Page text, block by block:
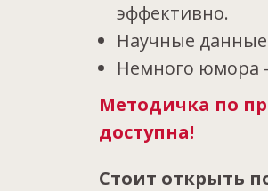
эффективно.
Научные
Немного юмора
Методичка по
доступна!
Стоит открыть